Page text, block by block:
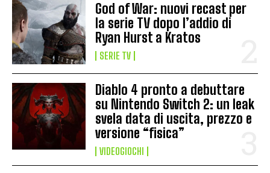
God of War: nuovi recast per
la serie TV dopo l’addio di
Ryan Hurst a Kratos
SERIE TV
Diablo 4 pronto a debuttare
su Nintendo Switch 2: un leak
svela data di uscita, prezzo e
versione “fisica”
VIDEOGIOCHI